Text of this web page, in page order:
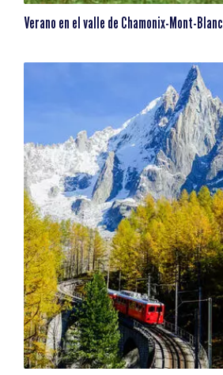
Verano en el valle de Chamonix-Mont-Blanc